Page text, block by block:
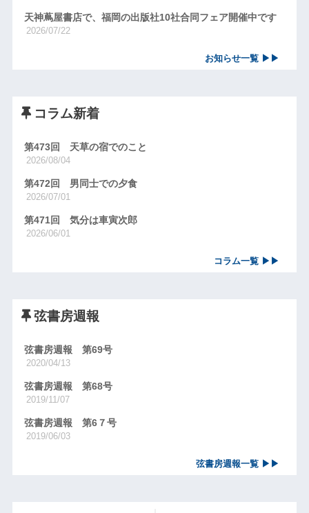
天神蔦屋書店で、福岡の出版社10社合同フェア開催中です
2026/07/22
お知らせ一覧 ▶▶
コラム新着
第473回 天草の宿でのこと
2026/08/04
第472回 男同士での夕食
2026/07/01
第471回 気分は車寅次郎
2026/06/01
コラム一覧 ▶▶
弦書房週報
弦書房週報 第69号
2020/04/13
弦書房週報 第68号
2019/11/07
弦書房週報 第6７号
2019/06/03
弦書房週報一覧 ▶▶